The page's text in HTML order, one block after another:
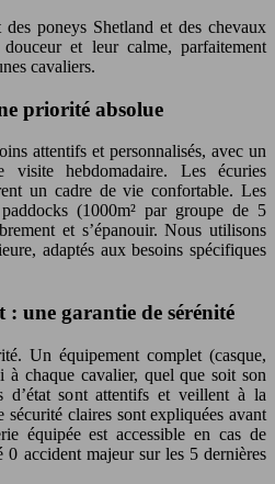
poneys Shetland et des chevaux
et leur calme, parfaitement
cavaliers.
priorité absolue
attentifs et personnalisés, avec un
visite hebdomadaire. Les écuries
un cadre de vie confortable. Les
(1000m² par groupe de 5
et s’épanouir. Nous utilisons
adaptés aux besoins spécifiques
: une garantie de sérénité
Un équipement complet (casque,
à chaque cavalier, quel que soit son
d’état sont attentifs et veillent à la
sécurité claires sont expliquées avant
équipée est accessible en cas de
0 accident majeur sur les 5 dernières